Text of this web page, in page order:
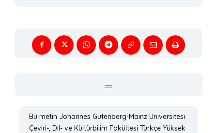
Bu metin Johannes Gutenberg-Mainz Üniversitesi
Çeviri-, Dil- ve Kültürbilim Fakültesi Türkçe Yüksek